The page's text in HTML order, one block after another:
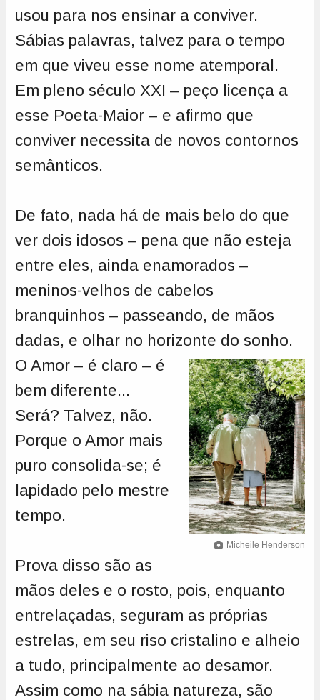
usou para nos ensinar a conviver.
Sábias palavras, talvez para o tempo
em que viveu esse nome atemporal.
Em pleno século XXI – peço licença a
esse Poeta-Maior – e afirmo que
conviver necessita de novos contornos
semânticos.
De fato, nada há de mais belo do que
ver dois idosos – pena que não esteja
entre eles, ainda enamorados –
meninos-velhos de cabelos
branquinhos – passeando, de mãos
dadas, e olhar no horizonte do
Micheile Henderson
sonho.
O Amor – é claro – é
bem diferente...
Será? Talvez, não.
Porque o Amor mais
puro consolida-se; é
lapidado pelo mestre
tempo.
Prova disso são as
mãos deles e o rosto, pois, enquanto
entrelaçadas, seguram as próprias
estrelas, em seu riso cristalino e alheio
a tudo, principalmente ao desamor.
Assim como na sábia natureza, são